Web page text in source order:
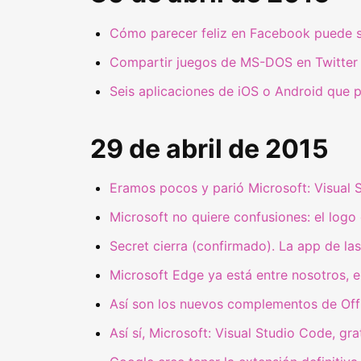
Cómo parecer feliz en Facebook
Compartir juegos de MS-DOS en
Seis aplicaciones de iOS o Android que
29 de abril de 2015
Eramos pocos y parió Microsoft: Visual
Microsoft no quiere confusiones: el
Secret cierra (confirmado). La app de
Microsoft Edge ya está entre nosotros,
Así son los nuevos complementos de
Así sí, Microsoft: Visual Studio Code,